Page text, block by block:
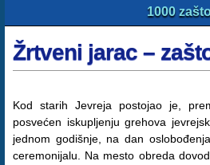
1000
Žrtveni jarac –
Kod starih Jevreja postojao je,
posvećen iskupljenju grehova
jednom godišnje, na dan
ceremonijalu. Na mesto obreda